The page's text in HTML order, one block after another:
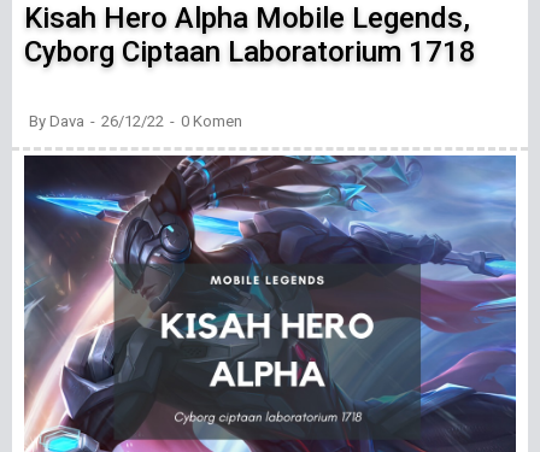
Kisah Hero Alpha Mobile Legends,
Cyborg Ciptaan Laboratorium 1718
By Dava 26/12/22 0 Komen